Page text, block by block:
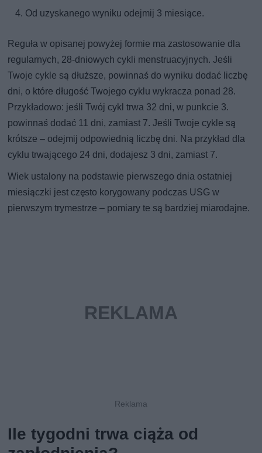
Od uzyskanego wyniku odejmij 3 miesiące.
Reguła w opisanej powyżej formie ma zastosowanie dla
regularnych, 28-dniowych cykli menstruacyjnych. Jeśli
Twoje cykle są dłuższe, powinnaś do wyniku dodać liczbę
dni, o które długość Twojego cyklu wykracza ponad 28.
Przykładowo: jeśli Twój cykl trwa 32 dni, w punkcie 3.
powinnaś dodać 11 dni, zamiast 7. Jeśli Twoje cykle są
krótsze – odejmij odpowiednią liczbę dni. Na przykład dla
cyklu trwającego 24 dni, dodajesz 3 dni, zamiast 7.
Wiek ustalony na podstawie pierwszego dnia ostatniej
miesiączki jest często korygowany podczas USG w
pierwszym trymestrze – pomiary te są bardziej miarodajne.
Ile tygodni trwa ciąża od